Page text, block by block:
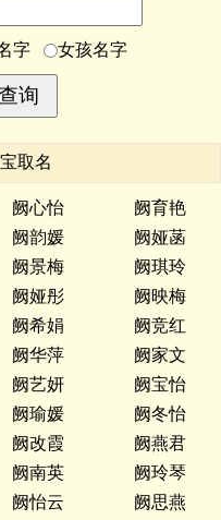
字 女孩名字
取名
阙心怡
阙育艳
阙韵媛
阙娅菡
阙景梅
阙琪玲
阙娅彤
阙映梅
阙希娟
阙竞红
阙华萍
阙家文
阙艺妍
阙宝怡
阙瑜媛
阙冬怡
阙改霞
阙燕君
阙南英
阙玲琴
阙怡云
阙思燕